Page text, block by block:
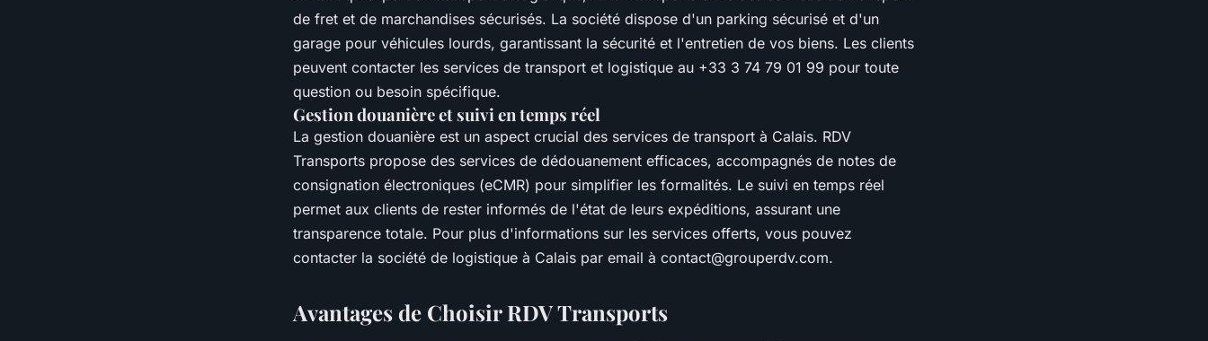
de fret et de marchandises sécurisés. La société dispose d'un parking sécurisé et d'un
garage pour véhicules lourds, garantissant la sécurité et l'entretien de vos biens. Les clients
peuvent contacter les services de transport et logistique au +33 3 74 79 01 99 pour toute
question ou besoin spécifique.
Gestion douanière et suivi en temps réel
La gestion douanière est un aspect crucial des services de transport à Calais. RDV
Transports propose des services de dédouanement efficaces, accompagnés de notes de
consignation électroniques (eCMR) pour simplifier les formalités. Le suivi en temps réel
permet aux clients de rester informés de l'état de leurs expéditions, assurant une
transparence totale. Pour plus d'informations sur les services offerts, vous pouvez
contacter la société de logistique à Calais par email à contact@grouperdv.com.
Avantages de Choisir RDV Transports